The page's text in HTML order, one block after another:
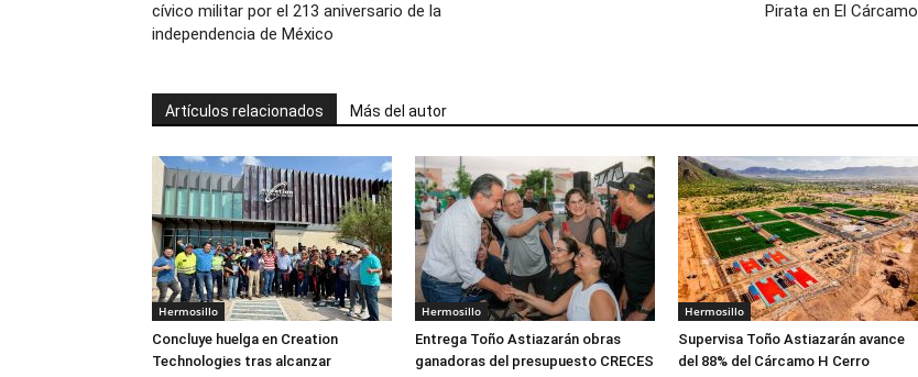
cívico militar por el 213 aniversario de la
independencia de México
Pirata en El Cárcamo
Artículos relacionados Más del autor
Hermosillo
Concluye huelga en Creation
Technologies tras alcanzar
Hermosillo
Entrega Toño Astiazarán obras
ganadoras del presupuesto CRECES
Hermosillo
Supervisa Toño Astiazarán avance
del 88% del Cárcamo H Cerro